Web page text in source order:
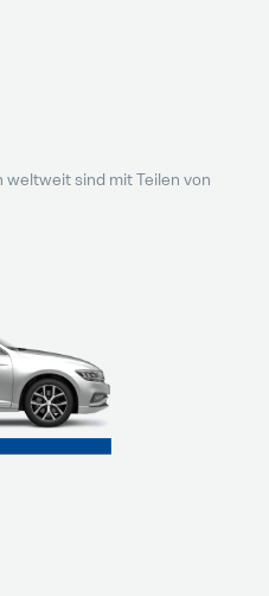
sind mit Teilen von